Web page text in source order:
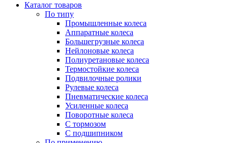
Каталог товаров
По типу
Промышленные колеса
Аппаратные колеса
Большегрузные колеса
Нейлоновые колеса
Полиуретановые колеса
Термостойкие колеса
Подвилочные ролики
Рулевые колеса
Пневматические колеса
Усиленные колеса
Поворотные колеса
С тормозом
С подшипником